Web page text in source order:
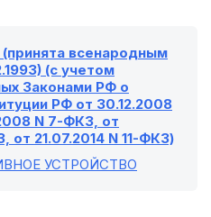
всенародным
(с учетом
Законами РФ о
РФ от 30.12.2008
N 7-ФКЗ, от
от 21.07.2014 N 11-ФКЗ)
УСТРОЙСТВО